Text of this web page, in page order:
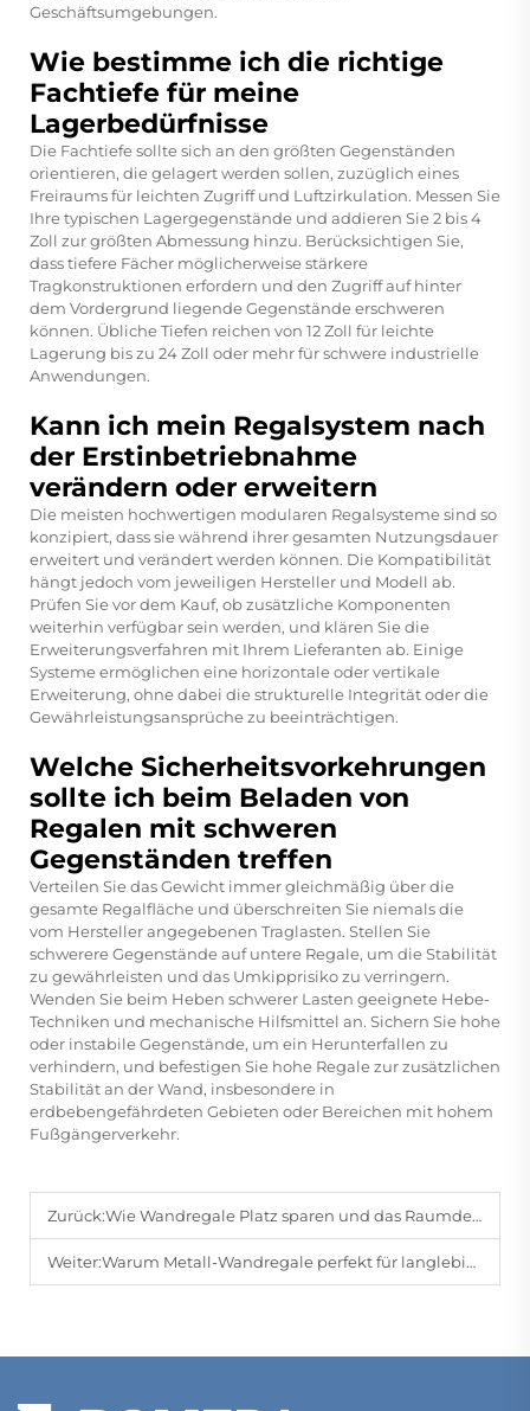
Geschäftsumgebungen.
Wie bestimme ich die richtige
Fachtiefe für meine
Lagerbedürfnisse
Die Fachtiefe sollte sich an den größten Gegenständen
orientieren, die gelagert werden sollen, zuzüglich eines
Freiraums für leichten Zugriff und Luftzirkulation. Messen Sie
Ihre typischen Lagergegenstände und addieren Sie 2 bis 4
Zoll zur größten Abmessung hinzu. Berücksichtigen Sie,
dass tiefere Fächer möglicherweise stärkere
Tragkonstruktionen erfordern und den Zugriff auf hinter
dem Vordergrund liegende Gegenstände erschweren
können. Übliche Tiefen reichen von 12 Zoll für leichte
Lagerung bis zu 24 Zoll oder mehr für schwere industrielle
Anwendungen.
Kann ich mein Regalsystem nach
der Erstinbetriebnahme
verändern oder erweitern
Die meisten hochwertigen modularen Regalsysteme sind so
konzipiert, dass sie während ihrer gesamten Nutzungsdauer
erweitert und verändert werden können. Die Kompatibilität
hängt jedoch vom jeweiligen Hersteller und Modell ab.
Prüfen Sie vor dem Kauf, ob zusätzliche Komponenten
weiterhin verfügbar sein werden, und klären Sie die
Erweiterungsverfahren mit Ihrem Lieferanten ab. Einige
Systeme ermöglichen eine horizontale oder vertikale
Erweiterung, ohne dabei die strukturelle Integrität oder die
Gewährleistungsansprüche zu beeinträchtigen.
Welche Sicherheitsvorkehrungen
sollte ich beim Beladen von
Regalen mit schweren
Gegenständen treffen
Verteilen Sie das Gewicht immer gleichmäßig über die
gesamte Regalfläche und überschreiten Sie niemals die
vom Hersteller angegebenen Traglasten. Stellen Sie
schwerere Gegenstände auf untere Regale, um die Stabilität
zu gewährleisten und das Umkipprisiko zu verringern.
Wenden Sie beim Heben schwerer Lasten geeignete Hebe-
Techniken und mechanische Hilfsmittel an. Sichern Sie hohe
oder instabile Gegenstände, um ein Herunterfallen zu
verhindern, und befestigen Sie hohe Regale zur zusätzlichen
Stabilität an der Wand, insbesondere in
erdbebengefährdeten Gebieten oder Bereichen mit hohem
Fußgängerverkehr.
Zurück:Wie Wandregale Platz sparen und das Raumdesign verbessern können
Weiter:Warum Metall-Wandregale perfekt für langlebige Speicherlösungen sind